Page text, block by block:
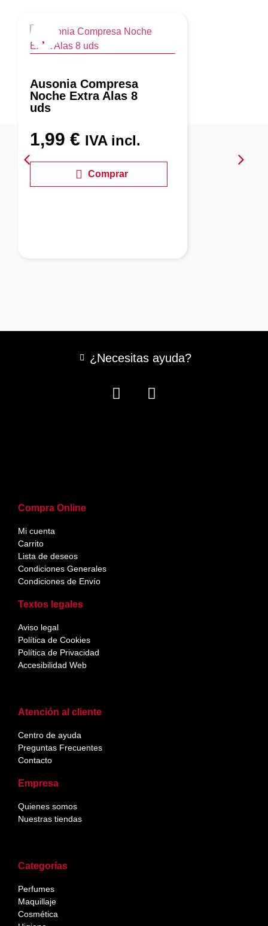
Ausonia Compresa
Noche Extra Alas 8
uds
1,99 € IVA incl.
Comprar
Categorías
Perfumes
Maquillaje
Cosmética
Atención al cliente
Centro de ayuda
Preguntas Frecuentes
Contacto
Empresa
Quienes somos
Nuestras tiendas
Compra Online
Mi cuenta
Carrito
Lista de deseos
Condiciones Generales
Condiciones de Envío
Textos legales
Aviso legal
Política de Cookies
Política de Privacidad
Accesibilidad Web
¿Necesitas ayuda?